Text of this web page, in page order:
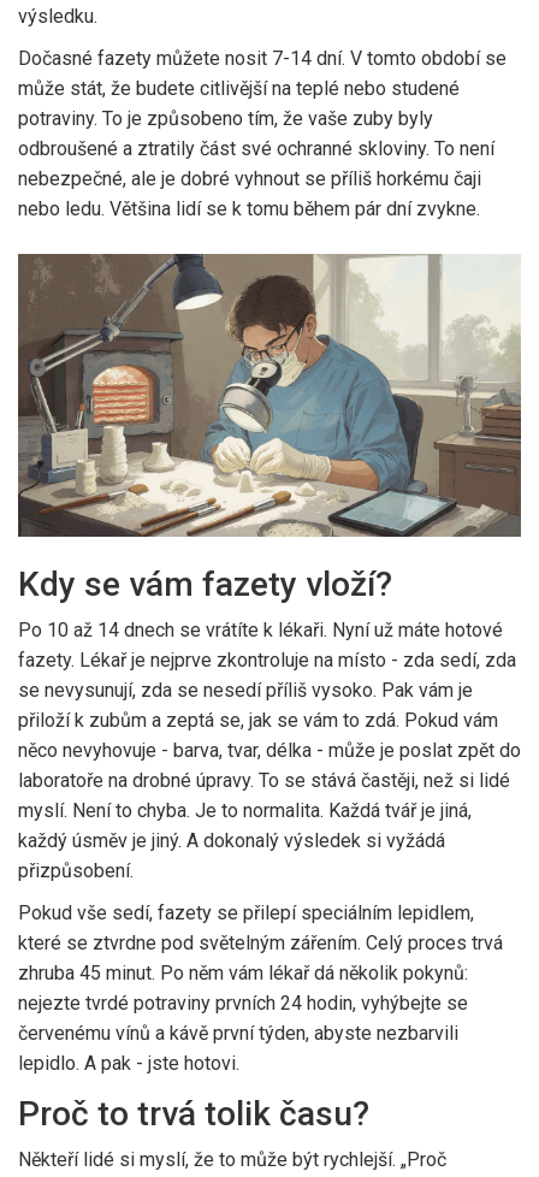
výsledku.
Dočasné fazety můžete nosit 7-14 dní. V tomto období se
může stát, že budete citlivější na teplé nebo studené
potraviny. To je způsobeno tím, že vaše zuby byly
odbroušené a ztratily část své ochranné skloviny. To není
nebezpečné, ale je dobré vyhnout se příliš horkému čaji
nebo ledu. Většina lidí se k tomu během pár dní zvykne.
Kdy se vám fazety vloží?
Po 10 až 14 dnech se vrátíte k lékaři. Nyní už máte hotové
fazety. Lékař je nejprve zkontroluje na místo - zda sedí, zda
se nevysunují, zda se nesedí příliš vysoko. Pak vám je
přiloží k zubům a zeptá se, jak se vám to zdá. Pokud vám
něco nevyhovuje - barva, tvar, délka - může je poslat zpět do
laboratoře na drobné úpravy. To se stává častěji, než si lidé
myslí. Není to chyba. Je to normalita. Každá tvář je jiná,
každý úsměv je jiný. A dokonalý výsledek si vyžádá
přizpůsobení.
Pokud vše sedí, fazety se přilepí speciálním lepidlem,
které se ztvrdne pod světelným zářením. Celý proces trvá
zhruba 45 minut. Po něm vám lékař dá několik pokynů:
nejezte tvrdé potraviny prvních 24 hodin, vyhýbejte se
červenému vínů a kávě první týden, abyste nezbarvili
lepidlo. A pak - jste hotovi.
Proč to trvá tolik času?
Někteří lidé si myslí, že to může být rychlejší. „Proč